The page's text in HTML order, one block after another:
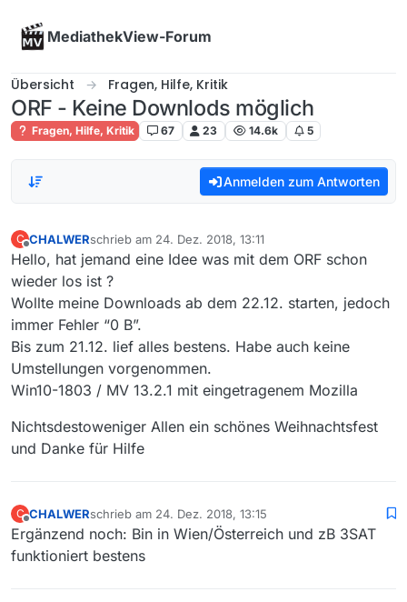
MediathekView-Forum
Übersicht Fragen, Hilfe, Kritik
ORF - Keine Downlods möglich
Fragen, Hilfe, Kritik 67 23 14.6k 5
Anmelden zum Antworten
C
Offline
CHALWERschrieb am 24. Dez. 2018, 13:11
zuletzt editiert von
Hello, hat jemand eine Idee was mit dem ORF schon
wieder los ist ?
Wollte meine Downloads ab dem 22.12. starten, jedoch
immer Fehler “0 B”.
Bis zum 21.12. lief alles bestens. Habe auch keine
Umstellungen vorgenommen.
Win10-1803 / MV 13.2.1 mit eingetragenem Mozilla
Nichtsdestoweniger Allen ein schönes Weihnachtsfest
und Danke für Hilfe
C
Offline
CHALWERschrieb am 24. Dez. 2018, 13:15
zuletzt editiert von
Ergänzend noch: Bin in Wien/Österreich und zB 3SAT
funktioniert bestens